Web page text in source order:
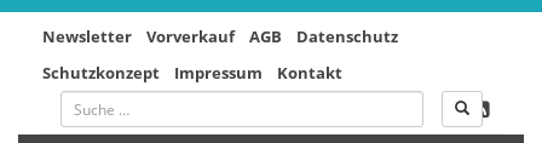
Newsletter Vorverkauf AGB
Datenschutz
Schutzkonzept
Impressum Kontakt